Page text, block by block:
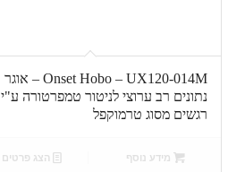
Onset Hobo – UX120-014M – אוגר
נתונים רב ערוצי לניטור טמפרטורה ע"י
רגשים מסוג טרמוקפל
מידע נוסף הצג פרטים